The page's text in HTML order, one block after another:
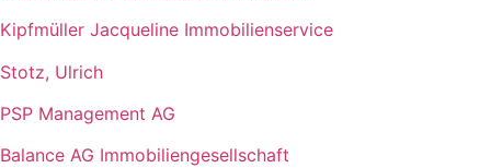
Kipfmüller Jacqueline Immobilienservice
Stotz, Ulrich
PSP Management AG
Balance AG Immobiliengesellschaft